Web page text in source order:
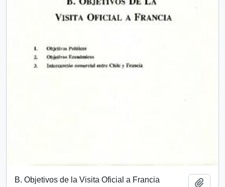
B. Objetivos de la Visita Oficial a Francia